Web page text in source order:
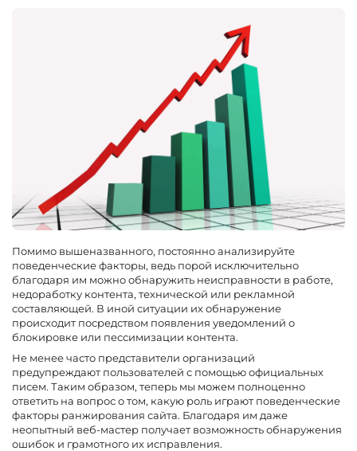
Помимо вышеназванного, постоянно анализируйте
поведенческие факторы, ведь порой исключительно
благодаря им можно обнаружить неисправности в работе,
недоработку контента, технической или рекламной
составляющей. В иной ситуации их обнаружение
происходит посредством появления уведомлений о
блокировке или пессимизации контента.
Не менее часто представители организаций
предупреждают пользователей с помощью официальных
писем. Таким образом, теперь мы можем полноценно
ответить на вопрос о том, какую роль играют поведенческие
факторы ранжирования сайта. Благодаря им даже
неопытный веб-мастер получает возможность обнаружения
ошибок и грамотного их исправления.